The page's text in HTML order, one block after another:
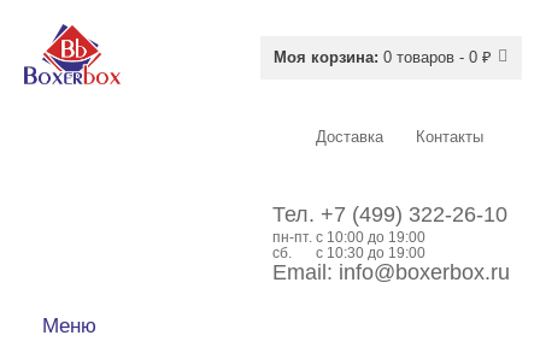
Моя корзина: 0 товаров - 0 ₽
Доставка Контакты
Тел. +7 (499) 322-26-10
пн-пт. c 10:00 до 19:00
сб.
с 10:30 до 19:00
Email: info@boxerbox.ru
Меню